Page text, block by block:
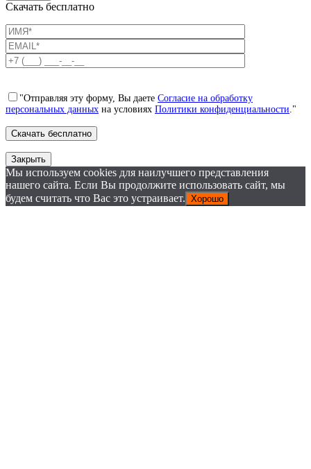
Скачать бесплатно
"Отправляя эту форму, Вы даете Согласие на обработку
персональных данных на условиях Политики конфиденциальности."
Закрыть
Мы используем cookies для наилучшего представления
нашего сайта. Если Вы продолжите использовать сайт, мы
будем считать что Вас это устраивает. Хорошо